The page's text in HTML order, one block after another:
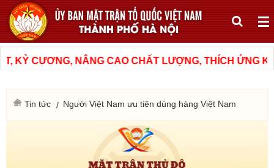
KỶ CƯƠNG, NÂNG CAO CHẤT LƯỢNG, THÍCH ỨNG
Tin tức Người Việt Nam ưu tiên dùng hàng Việt Nam